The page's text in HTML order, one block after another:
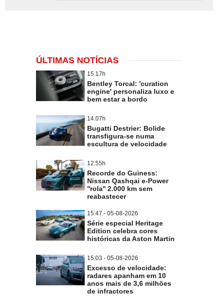
ÚLTIMAS NOTÍCIAS
15.17h
Bentley Torcal: 'curation
engine' personaliza luxo e
bem estar a bordo
14.07h
Bugatti Destrier: Bolide
transfigura-se numa
escultura de velocidade
12.55h
Recorde do Guiness:
Nissan Qashqai e-Power
''rola'' 2.000 km sem
reabastecer
15:47 - 05-08-2026
Série especial Heritage
Edition celebra cores
históricas da Aston Martin
15:03 - 05-08-2026
Excesso de velocidade:
radares apanham em 10
anos mais de 3,6 milhões
de infractores